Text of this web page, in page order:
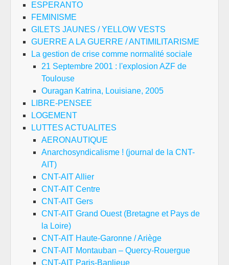
ESPERANTO
FEMINISME
GILETS JAUNES / YELLOW VESTS
GUERRE A LA GUERRE / ANTIMILITARISME
La gestion de crise comme normalité sociale
21 Septembre 2001 : l'explosion AZF de
Toulouse
Ouragan Katrina, Louisiane, 2005
LIBRE-PENSEE
LOGEMENT
LUTTES ACTUALITES
AERONAUTIQUE
Anarchosyndicalisme ! (journal de la CNT-
AIT)
CNT-AIT Allier
CNT-AIT Centre
CNT-AIT Gers
CNT-AIT Grand Ouest (Bretagne et Pays de
la Loire)
CNT-AIT Haute-Garonne / Ariège
CNT-AIT Montauban – Quercy-Rouergue
CNT-AIT Paris-Banlieue